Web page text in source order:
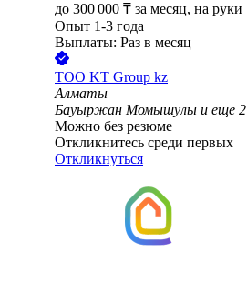
до 300 000 ₸ за месяц, на руки
Опыт 1-3 года
Выплаты: Раз в месяц
ТОО KT Group kz
Алматы
Бауыржан Момышулы и еще 2
Можно без резюме
Откликнитесь среди первых
Откликнуться